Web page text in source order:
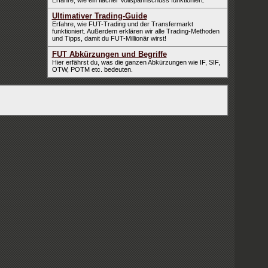
Ultimativer Trading-Guide
Erfahre, wie FUT-Trading und der Transfermarkt
funktioniert. Außerdem erklären wir alle Trading-Methoden
und Tipps, damit du FUT-Millionär wirst!
FUT Abkürzungen und Begriffe
Hier erfährst du, was die ganzen Abkürzungen wie IF, SIF,
OTW, POTM etc. bedeuten.